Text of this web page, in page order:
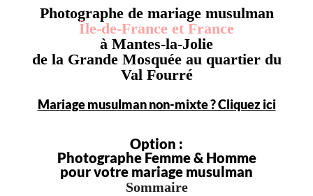
Photographe de mariage musulman
Île-de-France et France
à Mantes-la-Jolie
de la Grande Mosquée au quartier du
Val Fourré
Mariage musulman non-mixte ? Cliquez ici
Option :
Photographe Femme & Homme
pour votre mariage musulman
Sommaire